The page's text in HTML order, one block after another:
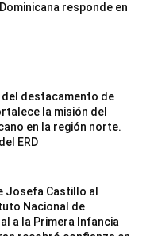
responde en
del destacamento de
la misión del
en la región norte.
ERD
Josefa Castillo al
Nacional de
a la Primera Infancia